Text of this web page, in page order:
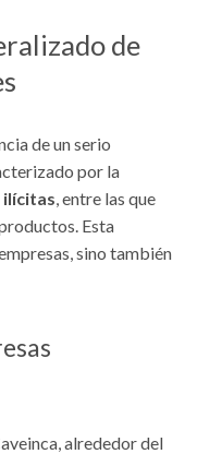
de
de un serio
por la
ilícitas , entre las que
Esta
sino también
alrededor del